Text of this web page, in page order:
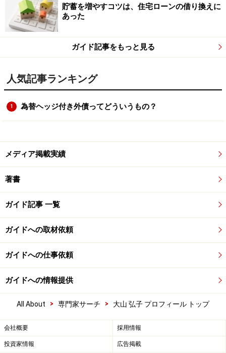
貯蓄を増やすコツは、住宅ローンの借り換えに
あった
ガイド記事をもっと見る
人気記事ランキング
1 為替ヘッジ付き外債ってどういうもの？
メディア掲載実績
著書
ガイド記事 一覧
ガイドへの取材依頼
ガイドへの仕事依頼
ガイドへの情報提供
All About > 専門家サーチ > 大山 弘子 プロフィール トップ
会社概要 採用情報
投資家情報 広告掲載